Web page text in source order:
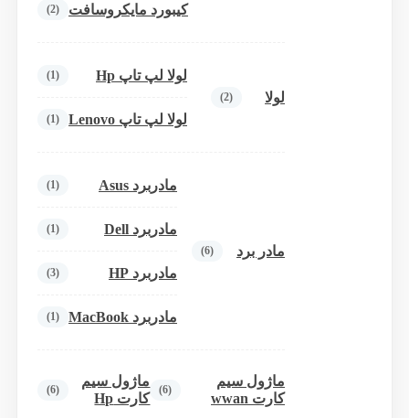
کیبورد مایکروسافت (2)
لولا (2)
لولا لپ تاپ Hp (1)
لولا لپ تاپ Lenovo (1)
مادر برد (6)
مادربرد Asus (1)
مادربرد Dell (1)
مادربرد HP (3)
مادربرد MacBook (1)
ماژول سیم
کارت wwan
(6)
ماژول سیم
کارت Hp
(6)